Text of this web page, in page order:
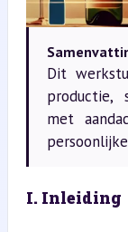
Dit
productie,
met
I. Inleiding